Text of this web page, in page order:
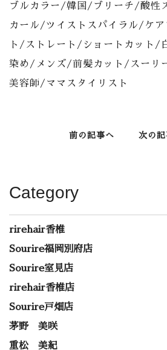
ブルカラー/韓国/ブリーチ/酸性
カール/ツイストスパイラル/ケ
ト/ストレート/ショートカット/
染め/メンズ/前髪カット/スーリ
美容師/ママスタイリスト
前の記事へ 次の記
Category
rirehair香椎
Sourire福岡別府店
Sourire室見店
rirehair香椎店
Sourire戸畑店
茅野 美咲
重松 美紀